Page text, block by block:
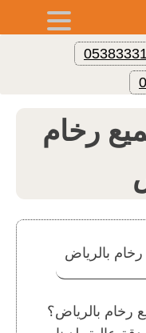
رخام
بالرياض
بالرياض؟